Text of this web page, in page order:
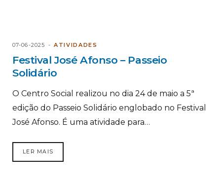
07-06-2025 ATIVIDADES
Festival José Afonso – Passeio
Solidário
O Centro Social realizou no dia 24 de maio a 5ª
edição do Passeio Solidário englobado no Festival
José Afonso. É uma atividade para…
LER MAIS